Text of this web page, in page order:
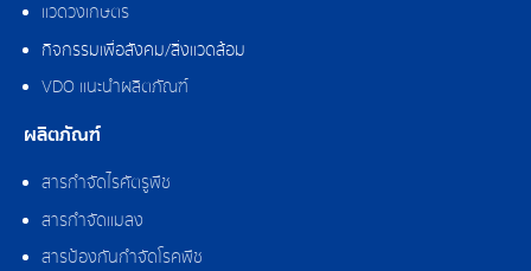
แวดวงเกษตร
กิจกรรมเพื่อสังคม/สิ่งแวดล้อม
VDO แนะนำผลิตภัณฑ์
ผลิตภัณฑ์
สารกำจัดไรศัตรูพืช
สารกำจัดแมลง
สารป้องกันกำจัดโรคพืช